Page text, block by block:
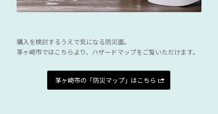
購入を検討するうえで気になる防災面。
茅ヶ崎市ではこちらより、ハザードマップをご覧いただけます。
茅ヶ崎市の「防災マップ」はこちら